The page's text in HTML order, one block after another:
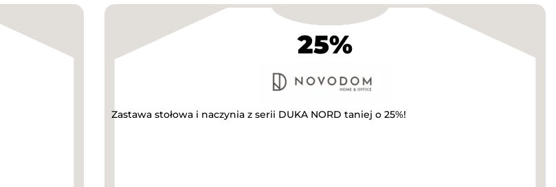
25%
Zastawa stołowa i naczynia z serii DUKA NORD taniej o 25%!